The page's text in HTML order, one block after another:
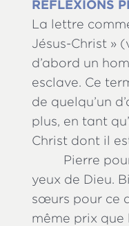
RÉFLEXIONS
La lettre
Jésus-Christ »
d’abord un
esclave. Ce
de quelqu’un
plus, en tant
Christ dont il
Pierre
yeux de Dieu.
sœurs pour ce
même prix que